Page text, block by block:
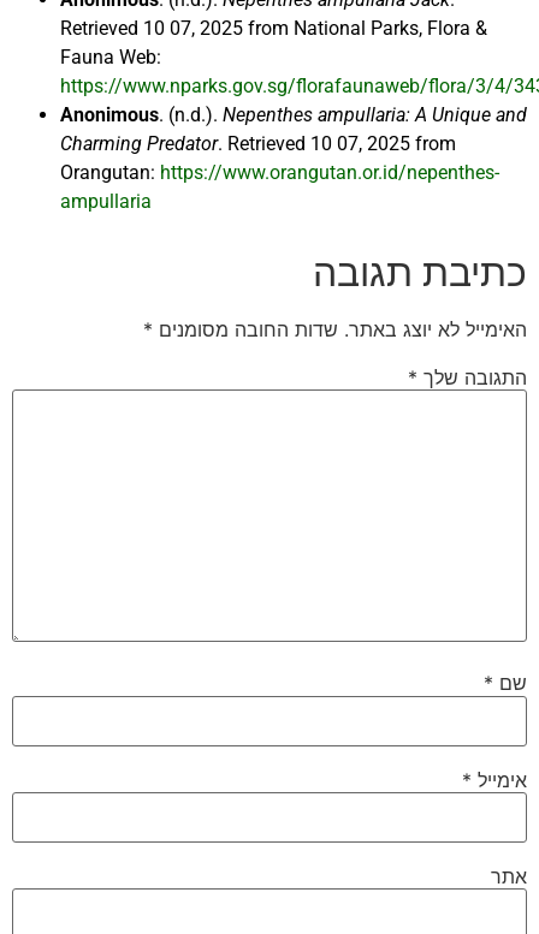
Retrieved 10 07, 2025 from National Parks, Flora &
Fauna Web:
https://www.nparks.gov.sg/florafaunaweb/flora/3/4/
Anonimous. (n.d.). Nepenthes ampullaria: A Unique and
Charming Predator. Retrieved 10 07, 2025 from
Orangutan: https://www.orangutan.or.id/nepenthes-
ampullaria
כתיבת תגובה
האימייל לא יוצג באתר. שדות החובה מסומנים *
התגובה שלך *
שם *
אימייל *
אתר